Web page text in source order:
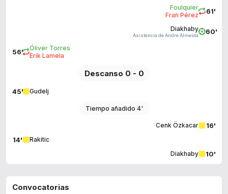
61'
Foulquier
Fran Pérez
60'
Diakhaby
Asistencia de André Almeida
56'
Óliver Torres
Erik Lamela
Descanso 0 - 0
45' Gudelj
Tiempo añadido 4'
16'
Cenk Özkacar
14' Rakitic
10'
Diakhaby
Convocatorias